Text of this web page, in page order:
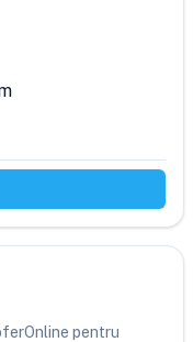
pentru